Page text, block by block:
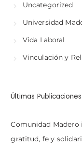
Uncategorized
Universidad
Vida Laboral
Vinculación y
Últimas Publicaciones
Comunidad Madero
gratitud, fe y